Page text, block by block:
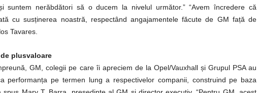
suntem nerăbdători să o ducem la nivelul următor.” “Avem încredere că
cu susținerea noastră, respectând angajamentele făcute de GM față de
Tavares.
plusvaloare
GM, colegii pe care îi apreciem de la Opel/Vauxhall și Grupul PSA au
performanța pe termen lung a respectivelor companii, construind pe baza